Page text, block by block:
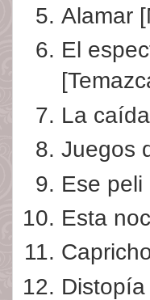
Alamar
El
La
Juegos
Ese
Esta